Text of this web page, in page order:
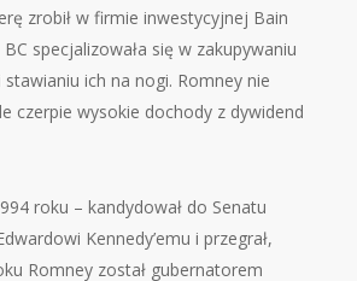
zrobił w firmie inwestycyjnej Bain
specjalizowała się w zakupywaniu
ich na nogi. Romney nie
czerpie wysokie dochody z dywidend
roku – kandydował do Senatu
Kennedy’emu i przegrał,
Romney został gubernatorem